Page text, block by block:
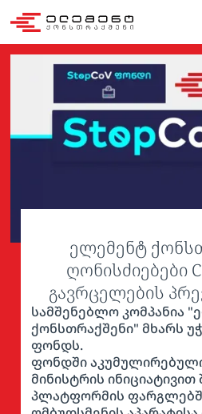
ელემენტ
ღონისძიებები
გავრცელების
სამშენებლო კომპანია
ქონსთრაქშენი" მხარს
ფონდს.
ფონდში
მინისტრის
პლატფორმის